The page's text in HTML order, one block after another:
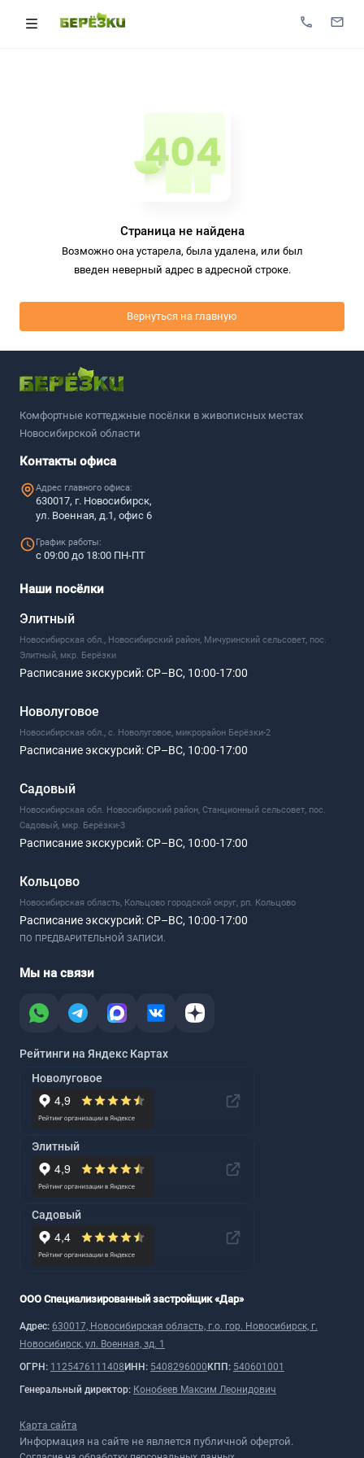
Страница не найдена
Возможно она устарела, была удалена, или был
введен неверный адрес в адресной строке.
Вернуться на главную
Комфортные коттеджные посёлки в живописных местах
Новосибирской области
Контакты офиса
Адрес главного офиса:
630017, г. Новосибирск,
ул. Военная, д.1, офис 6
График работы:
с 09:00 до 18:00 ПН-ПТ
Наши посёлки
Элитный
Новосибирская обл., Новосибирский район, Мичуринский сельсовет, пос.
Элитный, мкр. Берёзки
Расписание экскурсий:СР–ВС, 10:00-17:00
Новолуговое
Новосибирская обл., с. Новолуговое, микрорайон Берёзки-2
Расписание экскурсий:СР–ВС, 10:00-17:00
Садовый
Новосибирская обл. Новосибирский район, Станционный сельсовет, пос.
Садовый, мкр. Берёзки-3
Расписание экскурсий:СР–ВС, 10:00-17:00
Кольцово
Новосибирская область, Кольцово городской округ, рп. Кольцово
Расписание экскурсий:СР–ВС, 10:00-17:00
ПО ПРЕДВАРИТЕЛЬНОЙ ЗАПИСИ.
Мы на связи
Рейтинги на Яндекс Картах
Новолуговое
Элитный
Садовый
ООО Специализированный застройщик «Дар»
Адрес: 630017, Новосибирская область, г.о. гор. Новосибирск, г.
Новосибирск, ул. Военная, зд. 1
ОГРН: 1125476111408 ИНН: 5408296000 КПП: 540601001
Генеральный директор: Конобеев Максим Леонидович
Карта сайта
Информация на сайте не является публичной офертой.